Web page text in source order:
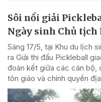
Sôi nổi giải
Ngày sinh Chủ tịch
Sáng 17/5, tại Khu du lịch
ra Giải thi đấu Pickleball
đoàn kết giữa các cán bộ,
tôn giáo và chính quyền